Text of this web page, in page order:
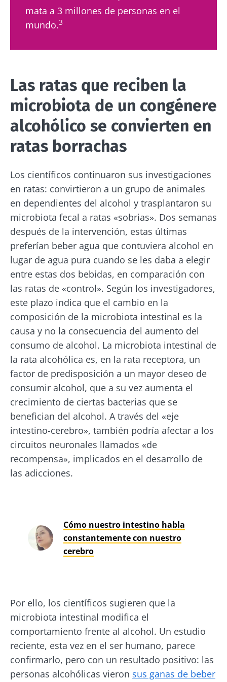
mata a 3 millones de personas en el
mundo.3
Las ratas que reciben la
microbiota de un congénere
alcohólico se convierten en
ratas borrachas
Los científicos continuaron sus investigaciones
en ratas: convirtieron a un grupo de animales
en dependientes del alcohol y trasplantaron su
microbiota fecal a ratas «sobrias». Dos semanas
después de la intervención, estas últimas
preferían beber agua que contuviera alcohol en
lugar de agua pura cuando se les daba a elegir
entre estas dos bebidas, en comparación con
las ratas de «control». Según los investigadores,
este plazo indica que el cambio en la
composición de la microbiota intestinal es la
causa y no la consecuencia del aumento del
consumo de alcohol. La microbiota intestinal de
la rata alcohólica es, en la rata receptora, un
factor de predisposición a un mayor deseo de
consumir alcohol, que a su vez aumenta el
crecimiento de ciertas bacterias que se
benefician del alcohol. A través del «eje
intestino-cerebro», también podría afectar a los
circuitos neuronales llamados «de
recompensa», implicados en el desarrollo de
las adicciones.
Cómo nuestro intestino habla
constantemente con nuestro
cerebro
Por ello, los científicos sugieren que la
microbiota intestinal modifica el
comportamiento frente al alcohol. Un estudio
reciente, esta vez en el ser humano, parece
confirmarlo, pero con un resultado positivo: las
personas alcohólicas vieron sus ganas de beber
¡No se vaya tan rápido!
Únase a la comunidad de la microbiota y
reciba una vez al mes "The Essential" que le